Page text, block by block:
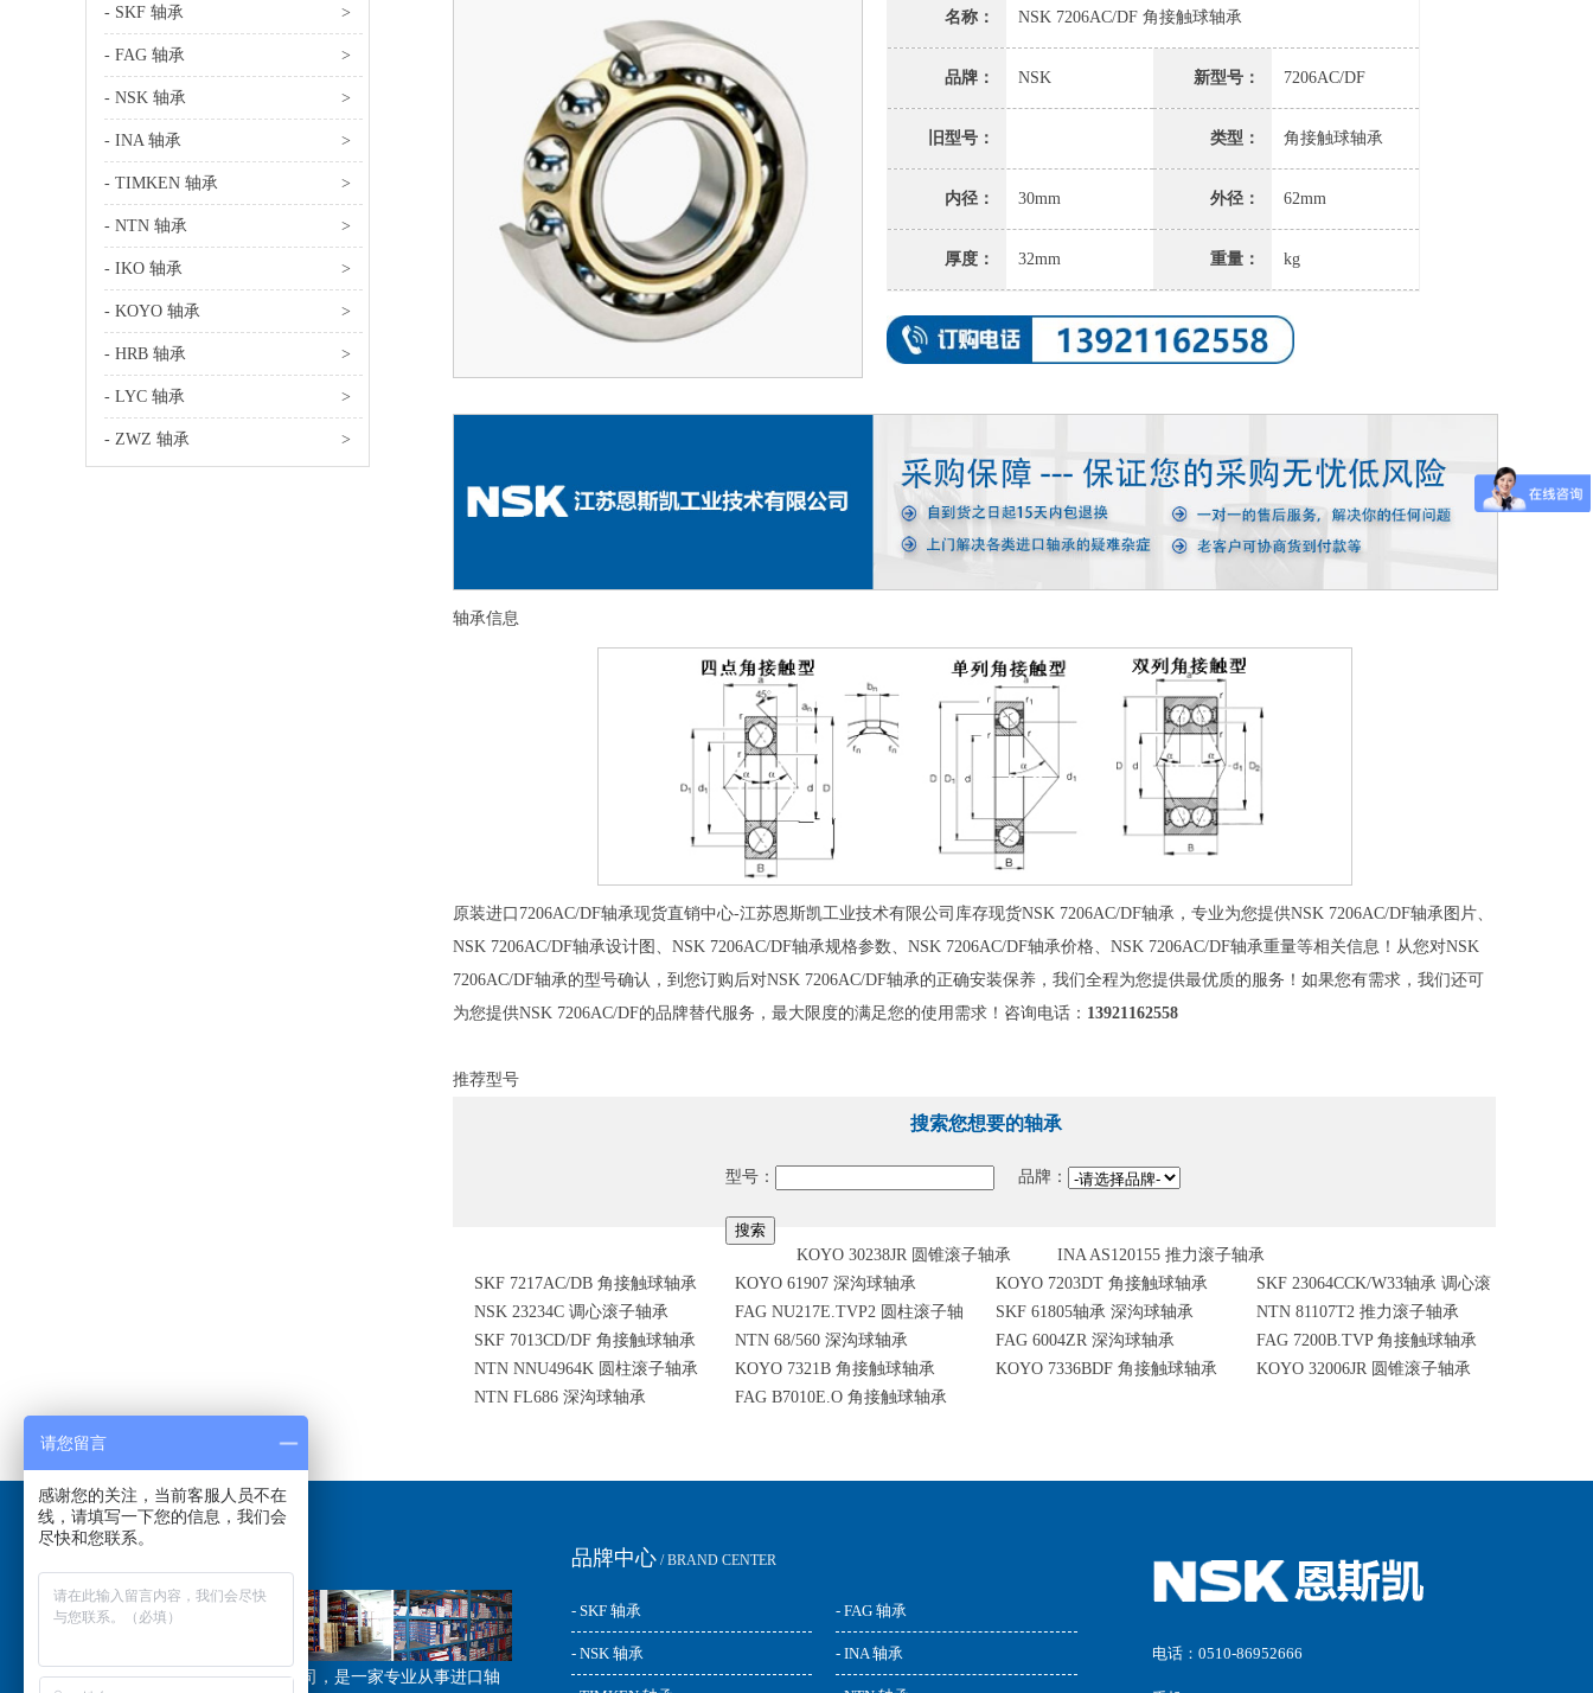
- SKF 轴承 >
- FAG 轴承 >
- NSK 轴承 >
- INA 轴承 >
- TIMKEN 轴承 >
- NTN 轴承 >
- IKO 轴承 >
- KOYO 轴承 >
- HRB 轴承 >
- LYC 轴承 >
- ZWZ 轴承 >
名称： NSK 7206AC/DF 角接触球轴承
品牌： NSK 新型号： 7206AC/DF
旧型号： 类型： 角接触球轴承
内径： 30mm 外径： 62mm
厚度： 32mm 重量： kg
轴承信息
原装进口7206AC/DF轴承现货直销中心-江苏恩斯凯工业技术有限公司库存现货NSK 7206AC/DF轴承，专业为您提供NSK 7206AC/DF轴承图片、
NSK 7206AC/DF轴承设计图、NSK 7206AC/DF轴承规格参数、NSK 7206AC/DF轴承价格、NSK 7206AC/DF轴承重量等相关信息！从您对NSK
7206AC/DF轴承的型号确认，到您订购后对NSK 7206AC/DF轴承的正确安装保养，我们全程为您提供最优质的服务！如果您有需求，我们还可
为您提供NSK 7206AC/DF的品牌替代服务，最大限度的满足您的使用需求！咨询电话： 13921162558
推荐型号
搜索您想要的轴承
型号： 品牌：
KOYO 30238JR 圆锥滚子轴承
INA AS120155 推力滚子轴承
SKF 7217AC/DB 角接触球轴承
KOYO 61907 深沟球轴承 KOYO 7203DT 角接触球轴承
SKF 23064CCK/W33轴承 调心滚
子轴承
NSK 23234C 调心滚子轴承
FAG NU217E.TVP2 圆柱滚子轴
承
SKF 61805轴承 深沟球轴承
NTN 81107T2 推力滚子轴承
SKF 7013CD/DF 角接触球轴承
NTN 68/560 深沟球轴承 FAG 6004ZR 深沟球轴承
FAG 7200B.TVP 角接触球轴承
NTN NNU4964K 圆柱滚子轴承
KOYO 7321B 角接触球轴承 KOYO 7336BDF 角接触球轴承
KOYO 32006JR 圆锥滚子轴承
NTN FL686 深沟球轴承
FAG B7010E.O 角接触球轴承
江苏恩斯凯工业技术有限公司，是一家专业从事进口轴
品牌中心 / BRAND CENTER
- SKF 轴承 - FAG 轴承
- NSK 轴承 - INA 轴承 电话：0510-86952666
请您留言
感谢您的关注，当前客服人员不在
线，请填写一下您的信息，我们会
尽快和您联系。